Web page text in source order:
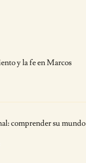
y la fe en Marcos
comprender su mundo